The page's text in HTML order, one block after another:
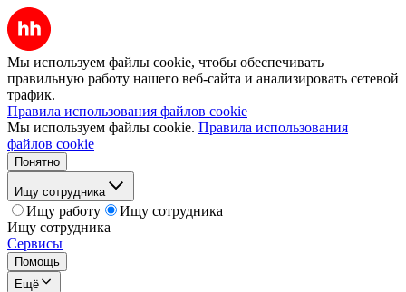
Мы используем файлы cookie, чтобы обеспечивать
правильную работу нашего веб-сайта и анализировать сетевой
трафик.
Правила использования файлов cookie
Мы используем файлы cookie. Правила использования
файлов cookie
Понятно
Ищу сотрудника
Ищу работу
Ищу сотрудника
Ищу сотрудника
Сервисы
Помощь
Ещё